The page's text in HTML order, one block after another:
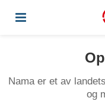
Nama er et av
og